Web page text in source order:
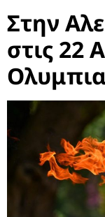
Στην
στις 22